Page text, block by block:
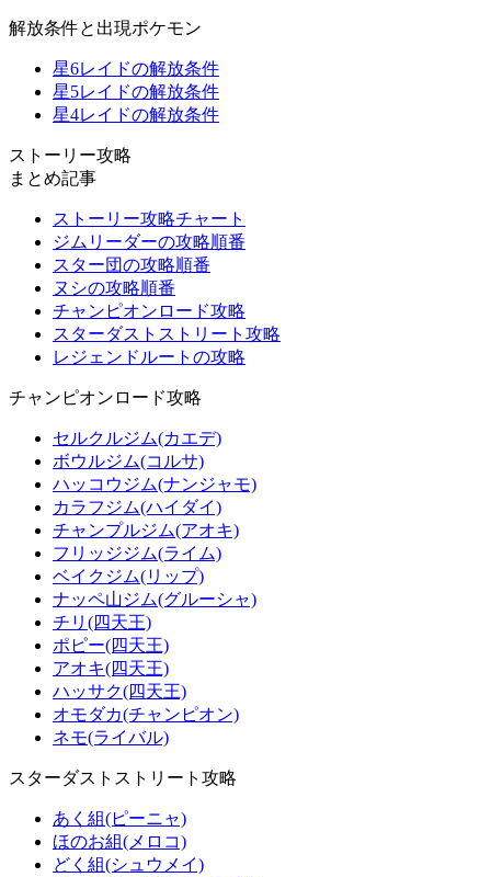
解放条件と出現ポケモン
星6レイドの解放条件
星5レイドの解放条件
星4レイドの解放条件
ストーリー攻略
まとめ記事
ストーリー攻略チャート
ジムリーダーの攻略順番
スター団の攻略順番
ヌシの攻略順番
チャンピオンロード攻略
スターダストストリート攻略
レジェンドルートの攻略
チャンピオンロード攻略
セルクルジム(カエデ)
ボウルジム(コルサ)
ハッコウジム(ナンジャモ)
カラフジム(ハイダイ)
チャンプルジム(アオキ)
フリッジジム(ライム)
ベイクジム(リップ)
ナッペ山ジム(グルーシャ)
チリ(四天王)
ポピー(四天王)
アオキ(四天王)
ハッサク(四天王)
オモダカ(チャンピオン)
ネモ(ライバル)
スターダストストリート攻略
あく組(ピーニャ)
ほのお組(メロコ)
どく組(シュウメイ)